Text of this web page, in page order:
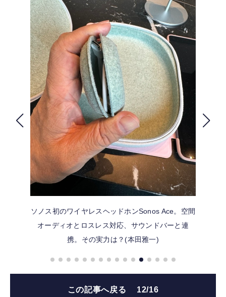
公式ストア
FOLLOW US
ソノス初のワイヤレスヘッドホンSonos Ace。空間
オーディオとロスレス対応、サウンドバーと連
携。その実力は？(本田雅一)
この記事へ戻る 12/16